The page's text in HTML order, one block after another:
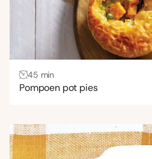
45 min
Pompoen pot pies